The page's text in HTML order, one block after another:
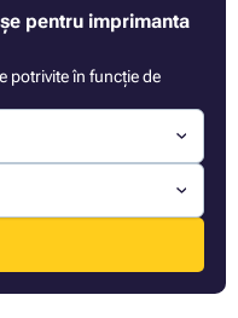
pentru imprimanta
potrivite în funcție de